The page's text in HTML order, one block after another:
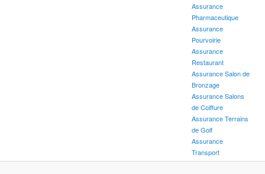
Assurance
Pharmaceutique
Assurance
Pourvoirie
Assurance
Restaurant
Assurance Salon de
Bronzage
Assurance Salons
de Coiffure
Assurance Terrains
de Golf
Assurance
Transport